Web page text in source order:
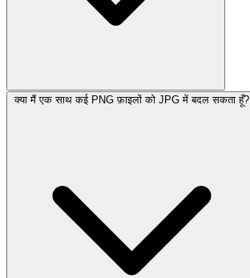
क्या मैं एक साथ कई PNG फ़ाइलों को JPG में बदल सकता हूँ?